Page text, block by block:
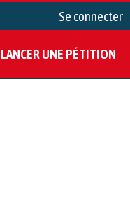
Se connecter
LANCER UNE PÉTITION